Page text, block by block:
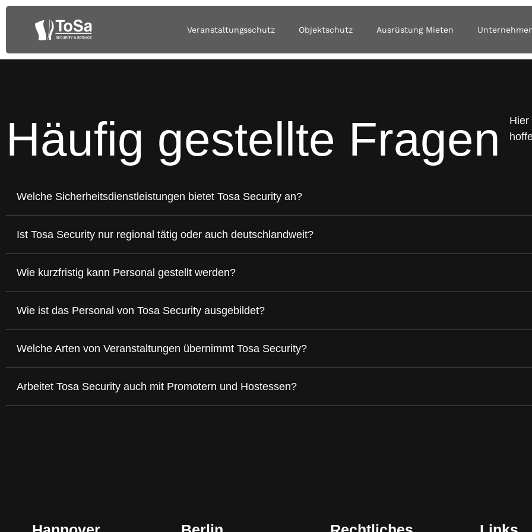
Veranstaltungsschutz Objektschutz Ausrüstung Mieten
Häufig gestellte Fragen
Hier
Welche Sicherheitsdienstleistungen bietet Tosa Security an?
Ist Tosa Security nur regional tätig oder auch deutschlandweit?
Wie kurzfristig kann Personal gestellt werden?
Wie ist das Personal von Tosa Security ausgebildet?
Welche Arten von Veranstaltungen übernimmt Tosa Security?
Arbeitet Tosa Security auch mit Promotern und Hostessen?